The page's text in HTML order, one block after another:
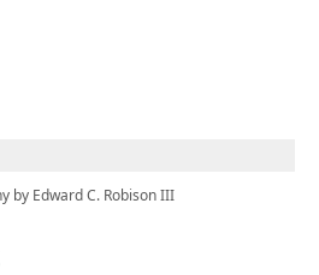
by Edward C. Robison III